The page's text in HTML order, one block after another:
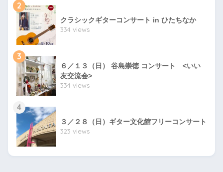
2
クラシックギターコンサート in ひたちなか
334 views
3
６／１３（日） 谷島崇徳 コンサート <いい
友交流会>
334 views
4
３／２８（日）ギター文化館フリーコンサート
323 views